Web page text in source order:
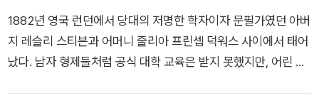
특히『하워즈 엔드』 발표 당시 영국 문단의 찬사는 대단했다. (“앞
으로 그가 한 줄도 더 쓰지 않는다 해도, 그의 자리는 보존될 것이
다.” - 『스탠더드』). 그리고 이때부터 그의 이름과 함께 <위대한
>라는 수식어가 쓰이기 시작했다. 이후 포스터는 로저 프라이,
1882년 영국 런던에서 당대의 저명한 학자이자 문필가였던 아버
지 레슬리 스티븐과 어머니 줄리아 프린셉 덕워스 사이에서 태어
났다. 남자 형제들처럼 공식 대학 교육은 받지 못했지만, 어린 시